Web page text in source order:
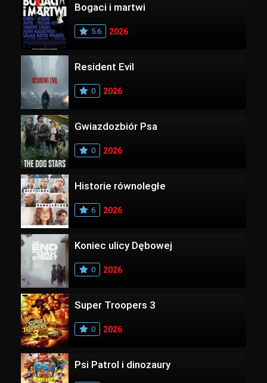
Bogaci i martwi
5.6 2026
Resident Evil
0 2026
Gwiazdozbiór Psa
0 2026
Historie równoległe
6 2026
Koniec ulicy Dębowej
0 2026
Super Troopers 3
0 2026
Psi Patrol i dinozaury